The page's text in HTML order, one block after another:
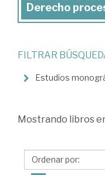
de
>
Derecho
Derecho
procesal
penal
Derecho
FILTRAR
Estudios
Mostrando libros